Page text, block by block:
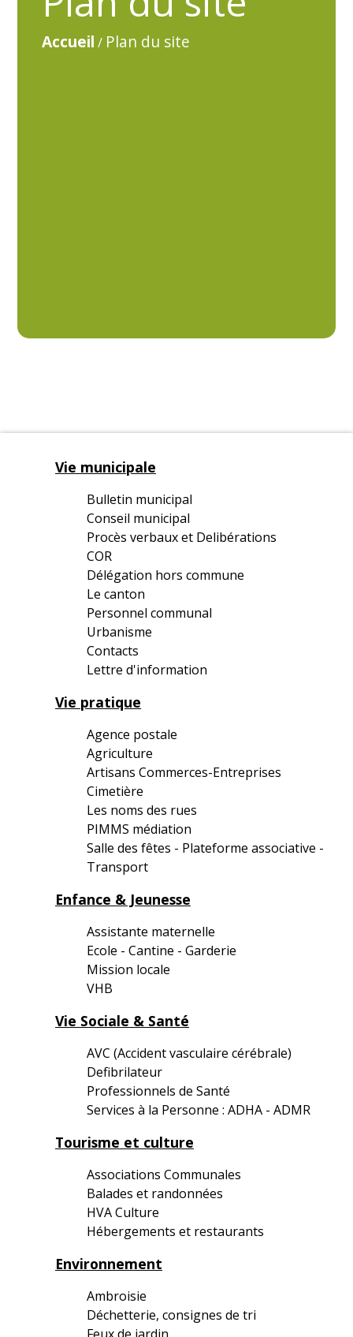
Accueil / Plan du site
Vie municipale
Bulletin municipal
Conseil municipal
Procès verbaux et Delibérations
COR
Délégation hors commune
Le canton
Personnel communal
Urbanisme
Contacts
Lettre d'information
Vie pratique
Agence postale
Agriculture
Artisans Commerces-Entreprises
Cimetière
Les noms des rues
PIMMS médiation
Salle des fêtes - Plateforme associative -
Transport
Enfance & Jeunesse
Assistante maternelle
Ecole - Cantine - Garderie
Mission locale
VHB
Vie Sociale & Santé
AVC (Accident vasculaire cérébrale)
Defibrilateur
Professionnels de Santé
Services à la Personne : ADHA - ADMR
Tourisme et culture
Associations Communales
Balades et randonnées
HVA Culture
Hébergements et restaurants
Environnement
Ambroisie
Déchetterie, consignes de tri